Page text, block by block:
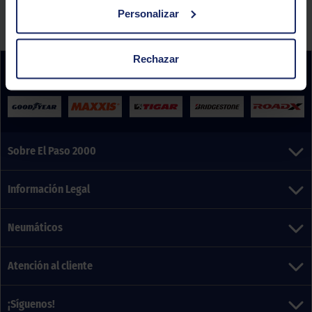
Personalizar
Rechazar
Sobre El Paso 2000
Información Legal
Neumáticos
Atención al cliente
¡Síguenos!